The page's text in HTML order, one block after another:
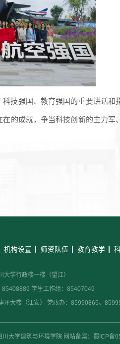
技强国、教育强国的重要讲话
的成就，争当科技创新的主力
机构设置 师资队伍 教育教学
学行政楼一楼（望江）
学生工作组：85407049
环大楼（江安） 党政办：85990865、
大学建筑与环境学院 网站备案：蜀ICP备